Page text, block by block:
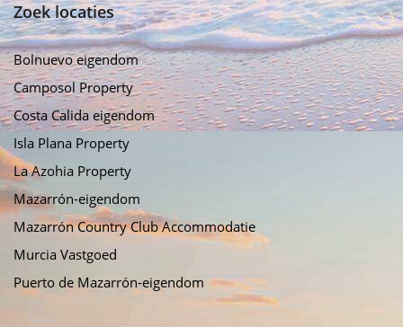
Zoek locaties
Bolnuevo eigendom
Camposol Property
Costa Calida eigendom
Isla Plana Property
La Azohia Property
Mazarrón-eigendom
Mazarrón Country Club Accommodatie
Murcia Vastgoed
Puerto de Mazarrón-eigendom